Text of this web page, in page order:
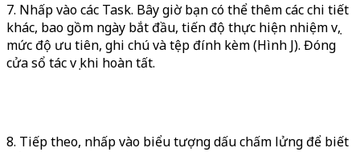
7. Nhấp vào các Task. Bây giờ bạn có thể thêm các chi tiết
khác, bao gồm ngày bắt đầu, tiến độ thực hiện nhiệm vụ,
mức độ ưu tiên, ghi chú và tệp đính kèm (Hình J). Đóng
cửa sổ tác vụ khi hoàn tất.
8. Tiếp theo, nhấp vào biểu tượng dấu chấm lửng để biết